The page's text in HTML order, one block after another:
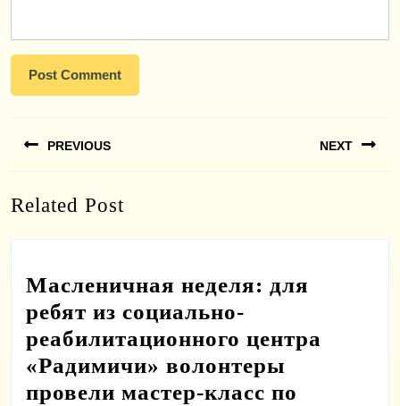
по
PREVIOUS
post:
NEXT
Related Post
Масленичная неделя: для
ребят из социально-
реабилитационного центра
«Радимичи» волонтеры
провели мастер-класс по